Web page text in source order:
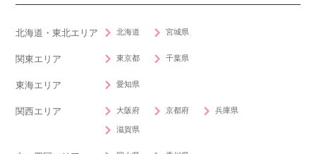
北海道・東北エリア 北海道 宮城県
関東エリア 東京都 千葉県
東海エリア 愛知県
関西エリア 大阪府 京都府 兵庫県
滋賀県